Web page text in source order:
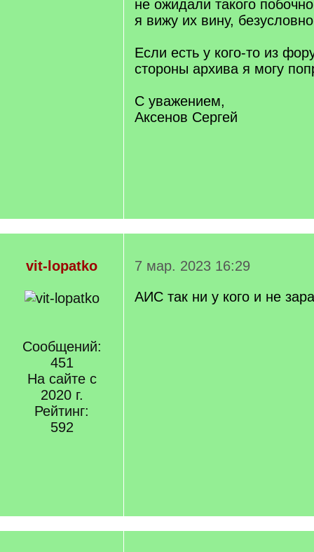
не ожидали такого
я вижу их вину,
Если есть у кого-то из
стороны архива я могу
С уважением,
Аксенов Сергей
vit-lopatko
Сообщений:
451
На сайте с
2020 г.
Рейтинг:
592
7 мар. 2023 16:29
АИС так ни у кого и не